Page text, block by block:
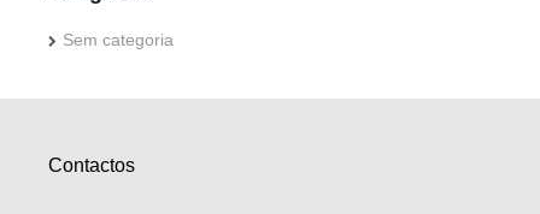
Sem categoria
Contactos